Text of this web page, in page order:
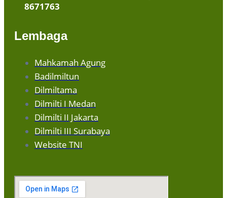
8671763
Lembaga
Mahkamah Agung
Badilmiltun
Dilmiltama
Dilmilti I Medan
Dilmilti II Jakarta
Dilmilti III Surabaya
Website TNI